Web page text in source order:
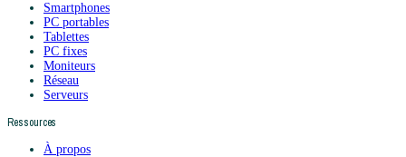
Smartphones
PC portables
Tablettes
PC fixes
Moniteurs
Réseau
Serveurs
Ressources
À propos